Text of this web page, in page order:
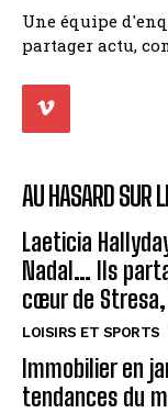
Une équipe
partager actu,
AU HASARD SUR
Laeticia
Nadal… Ils
cœur de
LOISIRS ET SPORTS
Immobilier en
tendances du